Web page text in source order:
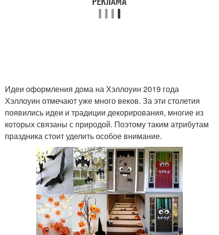
Идеи оформления дома на Хэллоуин 2019 года
Хэллоуин отмечают уже много веков. За эти столетия
появились идеи и традиции декорирования, многие из
которых связаны с природой. Поэтому таким атрибутам
праздника стоит уделить особое внимание.